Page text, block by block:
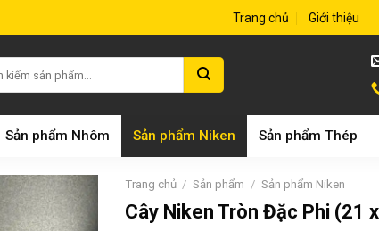
Trang chủ Giới thiệu
Sản phẩm Nhôm Sản phẩm Niken Sản phẩm Thép
Trang chủ / Sản phẩm / Sản phẩm Niken
Cây Niken Tròn Đặc Phi (21